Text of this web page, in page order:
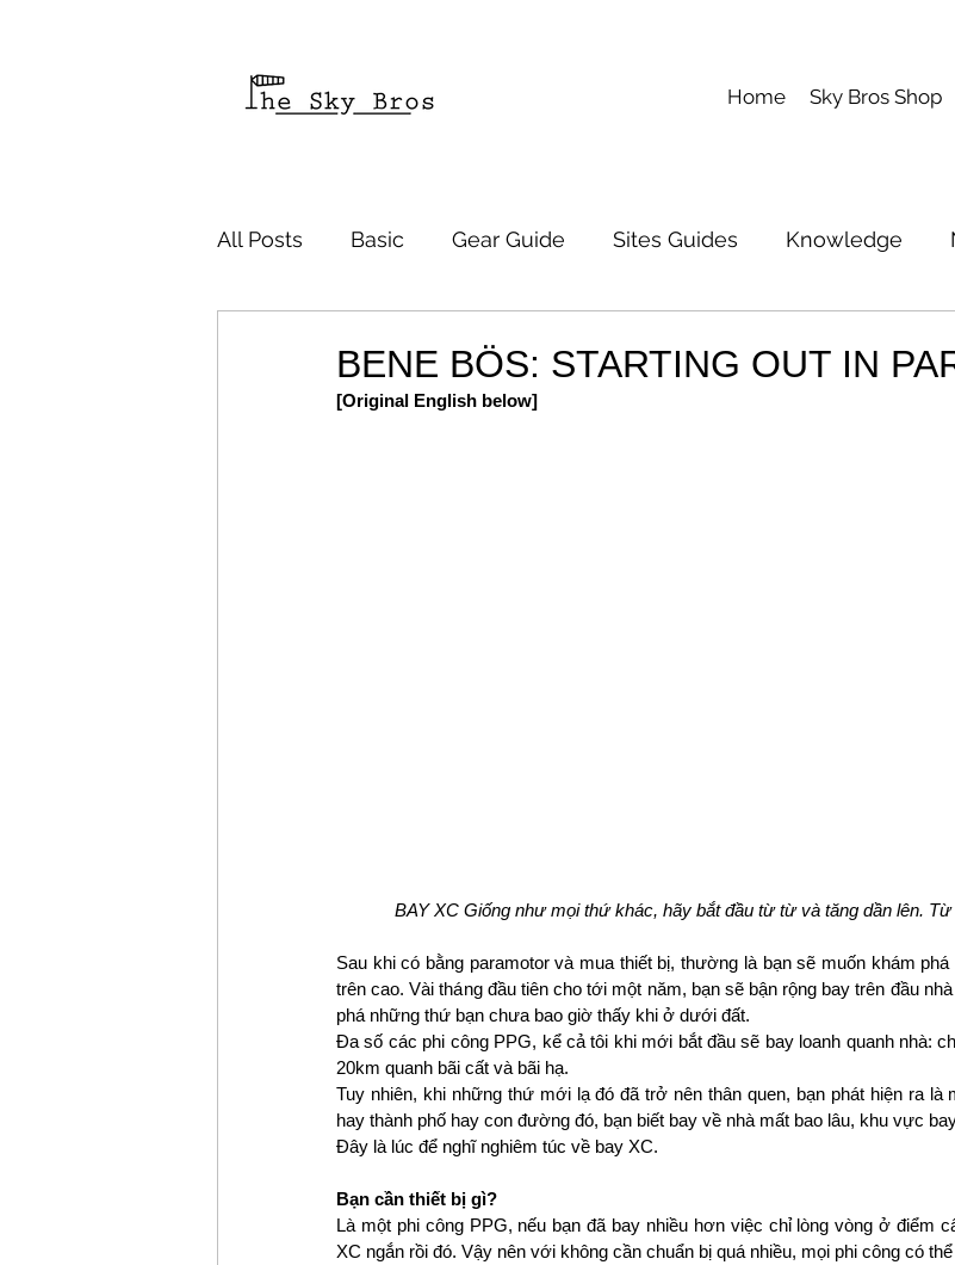
Home Sky Bros Shop
All Posts Basic Gear Guide Sites Guides Knowledge
BENE BÖS: STARTING OUT IN
[Original English below]
BAY XC Giống như mọi thứ khác, hãy bắt đầu từ từ và tăng dần lên.
Sau khi có bằng paramotor và mua thiết bị, thường là bạn sẽ muốn khám
trên cao. Vài tháng đầu tiên cho tới một năm, bạn sẽ bận rộng bay trên đầu
phá những thứ bạn chưa bao giờ thấy khi ở dưới đất.
Đa số các phi công PPG, kể cả tôi khi mới bắt đầu sẽ bay loanh quanh nhà:
20km quanh bãi cất và bãi hạ.
Tuy nhiên, khi những thứ mới lạ đó đã trở nên thân quen, bạn phát hiện ra
hay thành phố hay con đường đó, bạn biết bay về nhà mất bao lâu, khu vực
Đây là lúc để nghĩ nghiêm túc về bay XC.
Bạn cần thiết bị gì?
Là một phi công PPG, nếu bạn đã bay nhiều hơn việc chỉ lòng vòng ở điểm
XC ngắn rồi đó. Vậy nên với không cần chuẩn bị quá nhiều, mọi phi công có